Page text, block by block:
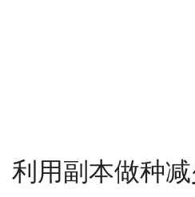
利用副本做种